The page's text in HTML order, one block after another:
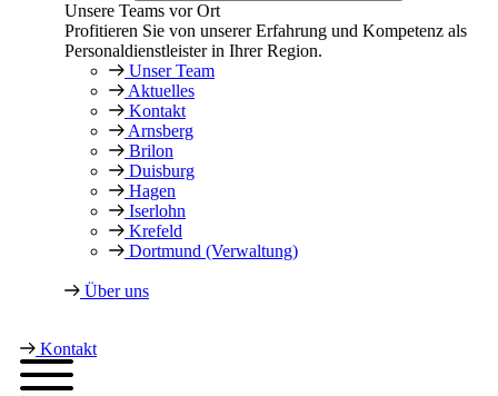
Unsere Teams vor Ort
Profitieren Sie von unserer Erfahrung und Kompetenz als
Personaldienstleister in Ihrer Region.
Unser Team
Aktuelles
Kontakt
Arnsberg
Brilon
Duisburg
Hagen
Iserlohn
Krefeld
Dortmund (Verwaltung)
Über uns
Kontakt